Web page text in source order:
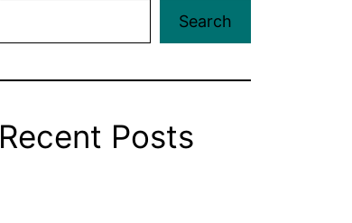
Search
Recent Posts